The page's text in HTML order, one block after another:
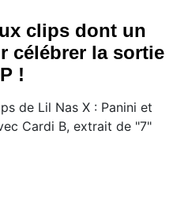
clips dont un
célébrer la sortie
!
de Lil Nas X : Panini et
Cardi B, extrait de "7"